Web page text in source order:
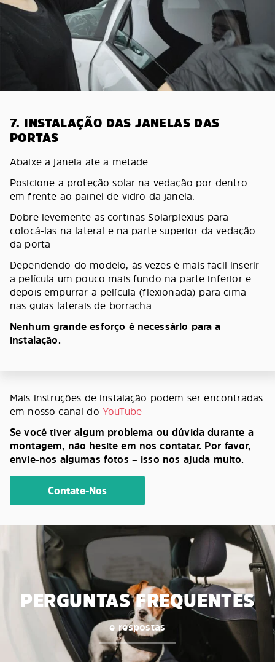
7. INSTALAÇÃO DAS JANELAS DAS
PORTAS
Abaixe a janela ate a metade.
Posicione a proteção solar na vedação por dentro
em frente ao painel de vidro da janela.
Dobre levemente as cortinas Solarplexius para
colocá-las na lateral e na parte superior da vedação
da porta
Dependendo do modelo, às vezes é mais fácil inserir
a película um pouco mais fundo na parte inferior e
depois empurrar a película (flexionada) para cima
nas guias laterais de borracha.
Nenhum grande esforço é necessário para a
instalação.
Mais instruções de instalação podem ser encontradas
em nosso canal do YouTube
Se você tiver algum problema ou dúvida durante a
montagem, não hesite em nos contatar. Por favor,
envie-nos algumas fotos – isso nos ajuda muito.
Contate-Nos
PERGUNTAS FREQUENTES
e respostas